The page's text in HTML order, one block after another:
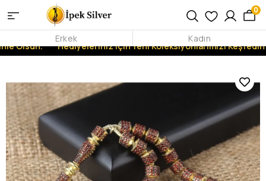
Olsun. Hediyeleriniz İçin Yeni Koleksiyonlarımızı Keşfedin!
0
Erkek Kadın